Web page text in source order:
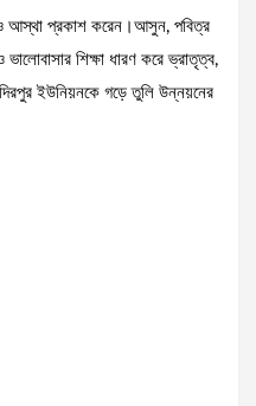
ও আস্থা প্রকাশ করেন।আসুন, পবিত্র
শিক্ষা ধারণ করে ভ্রাতৃত্ব,
ইউনিয়নকে গড়ে তুলি উন্নয়নের